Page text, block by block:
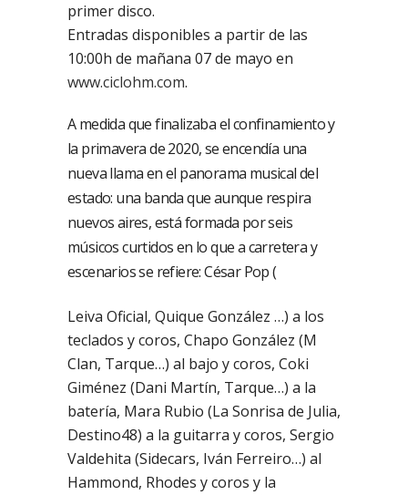
primer disco.
Entradas disponibles a partir de las
10:00h de mañana 07 de mayo en
www.ciclohm.com.
A medida que finalizaba el confinamiento y
la primavera de 2020, se encendía una
nueva llama en el panorama musical del
estado: una banda que aunque respira
nuevos aires, está formada por seis
músicos curtidos en lo que a carretera y
escenarios se refiere: César Pop (
Leiva Oficial, Quique González …) a los
teclados y coros, Chapo González (M
Clan, Tarque…) al bajo y coros, Coki
Giménez (Dani Martín, Tarque…) a la
batería, Mara Rubio (La Sonrisa de Julia,
Destino48) a la guitarra y coros, Sergio
Valdehita (Sidecars, Iván Ferreiro…) al
Hammond, Rhodes y coros y la